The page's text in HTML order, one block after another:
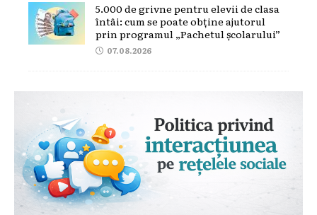
5.000 de grivne pentru elevii de clasa
întâi: cum se poate obține ajutorul
prin programul „Pachetul școlarului”
07.08.2026